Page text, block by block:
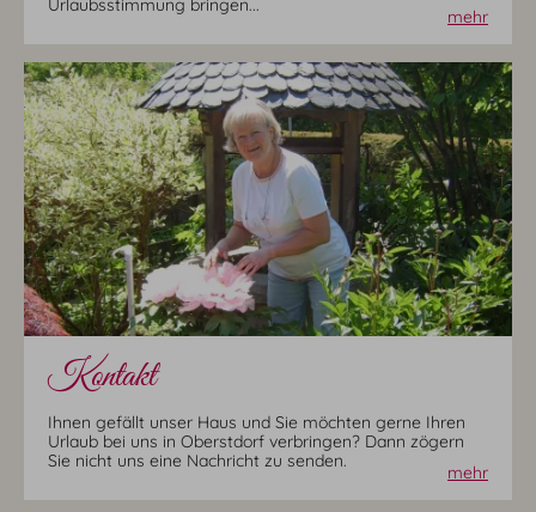
Urlaubsstimmung bringen...
mehr
Kontakt
Ihnen gefällt unser Haus und Sie möchten gerne Ihren
Urlaub bei uns in Oberstdorf verbringen? Dann zögern
Sie nicht uns eine Nachricht zu senden.
mehr